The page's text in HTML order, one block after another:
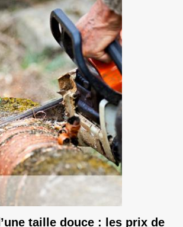
taille douce : les prix de